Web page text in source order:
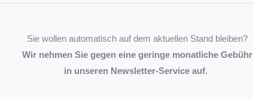
Sie wollen automatisch auf dem aktuellen Stand bleiben?
Wir nehmen Sie gegen eine geringe monatliche Gebühr
in unseren Newsletter-Service auf.